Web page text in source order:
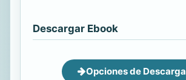
Descargar Ebook
Opciones de Descarga